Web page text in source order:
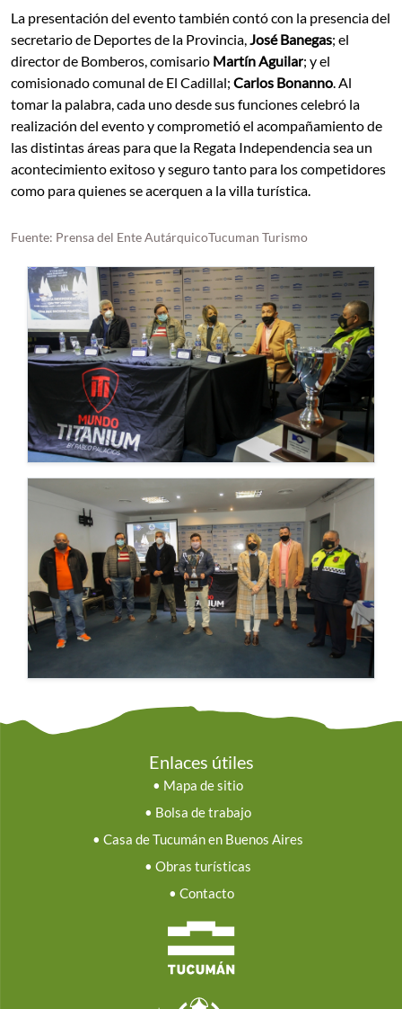
La presentación del evento también contó con la presencia del
secretario de Deportes de la Provincia,José Banegas; el
director de Bomberos, comisario Martín Aguilar; y el
comisionado comunal de El Cadillal; Carlos Bonanno. Al
tomar la palabra, cada uno desde sus funciones celebró la
realización del evento y comprometió el acompañamiento de
las distintas áreas para que la Regata Independencia sea un
acontecimiento exitoso y seguro tanto para los competidores
como para quienes se acerquen a la villa turística.
Fuente: Prensa del Ente AutárquicoTucuman Turismo
Enlaces útiles
• Mapa de sitio
• Bolsa de trabajo
• Casa de Tucumán en Buenos Aires
• Obras turísticas
• Contacto